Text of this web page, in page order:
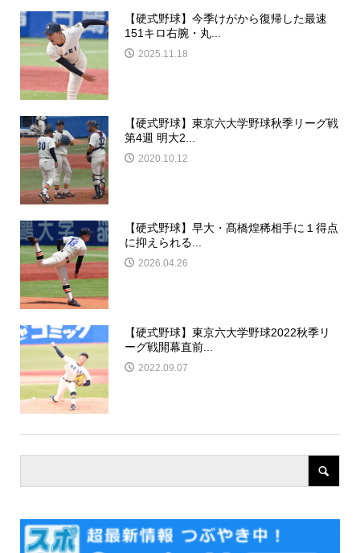
【硬式野球】今季けがから復帰した最速
151キロ右腕・丸...
2025.11.18
【硬式野球】東京六大学野球秋季リーグ戦
第4週 明大2...
2020.10.12
【硬式野球】早大・髙橋煌稀相手に１得点
に抑えられる...
2026.04.26
【硬式野球】東京六大学野球2022秋季リ
ーグ戦開幕直前...
2022.09.07